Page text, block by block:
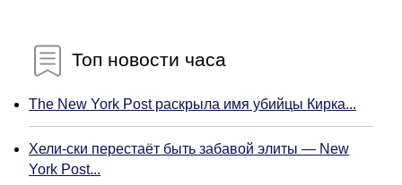
Топ новости часа
The New York Post раскрыла имя убийцы Кирка...
Хели-ски перестаёт быть забавой элиты — New
York Post...